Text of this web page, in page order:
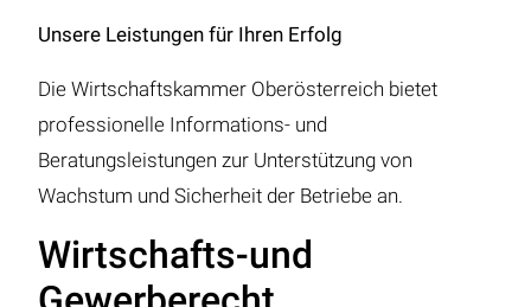
Unsere Leistungen für Ihren Erfolg
Die Wirtschaftskammer Oberösterreich bietet
professionelle Informations- und
Beratungsleistungen zur Unterstützung von
Wachstum und Sicherheit der Betriebe an.
Wirtschafts-und